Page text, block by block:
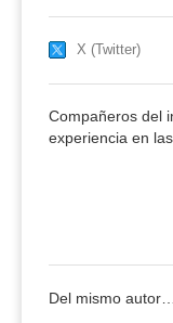
X (Twitter)
Compañeros del
experiencia en
Del mismo autor…